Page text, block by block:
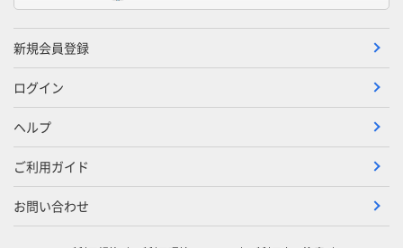
新規会員登録
ログイン
ヘルプ
ご利用ガイド
お問い合わせ